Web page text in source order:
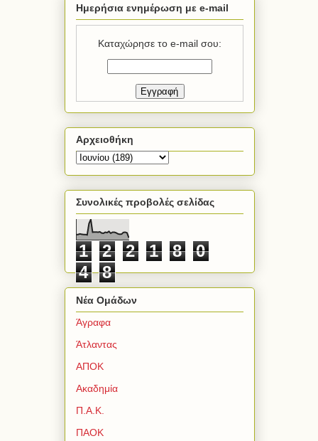
Ημερήσια ενημέρωση με e-mail
Καταχώρησε το e-mail σου:
Αρχειοθήκη
Συνολικές προβολές σελίδας
1 2 2 1 8
0
4
8
Νέα Ομάδων
Άγραφα
Άτλαντας
ΑΠΟΚ
Ακαδημία
Π.Α.Κ.
ΠΑΟΚ